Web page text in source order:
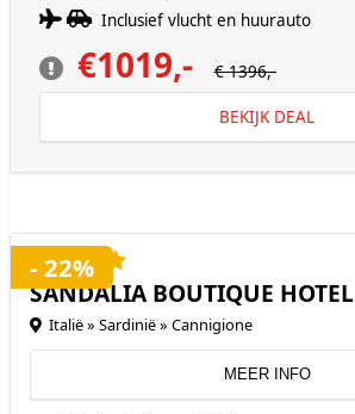
Inclusief vlucht en huurauto
€1019,- € 1396,-
BEKIJK DEAL
SANDALIA BOUTIQUE HOTEL
Italië » Sardinië » Cannigione
MEER INFO
- 22%